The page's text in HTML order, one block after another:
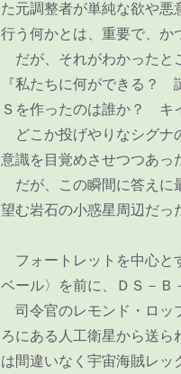
た元調整者が単純な欲や悪
行う何かとは、重要で、か
だが、それがわかったと
『私たちに何ができる？
Ｓを作ったのは誰か？ キ
どこか投げやりなシグナ
意識を目覚めさせつつあっ
だが、この瞬間に答えに
望む岩石の小惑星周辺だっ
フォートレットを中心と
ベール〉を前に、ＤＳ－Ｂ
司令官のレモンド・ロッ
ろにある人工衛星から送ら
は間違いなく宇宙海賊レッ